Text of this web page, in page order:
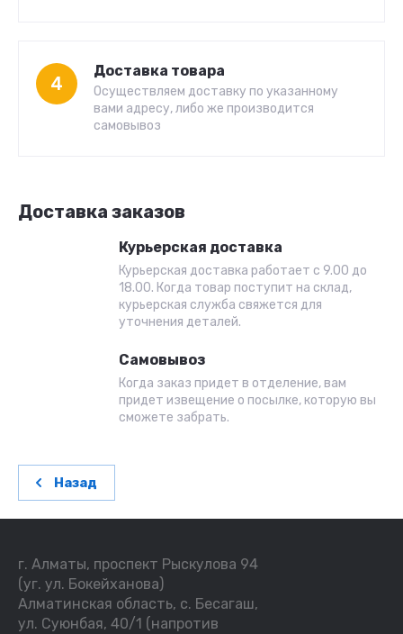
4
Доставка товара
Осуществляем доставку по указанному
вами адресу, либо же производится
самовывоз
Доставка заказов
Курьерская доставка
Курьерская доставка работает с 9.00 до
18.00. Когда товар поступит на склад,
курьерская служба свяжется для
уточнения деталей.
Самовывоз
Когда заказ придет в отделение, вам
придет извещение о посылке, которую вы
сможете забрать.
Назад
г. Алматы, проспект Рыскулова 94
(уг. ул. Бокейханова)
Алматинская область, с. Бесагаш,
ул. Суюнбая, 40/1 (напротив